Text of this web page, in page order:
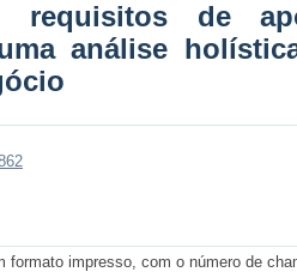
requisitos de
análise
formato impresso, com o número de